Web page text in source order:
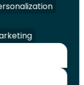
Contact